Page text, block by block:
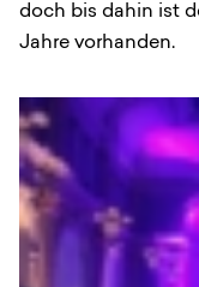
doch bis dahin ist
Jahre vorhanden.